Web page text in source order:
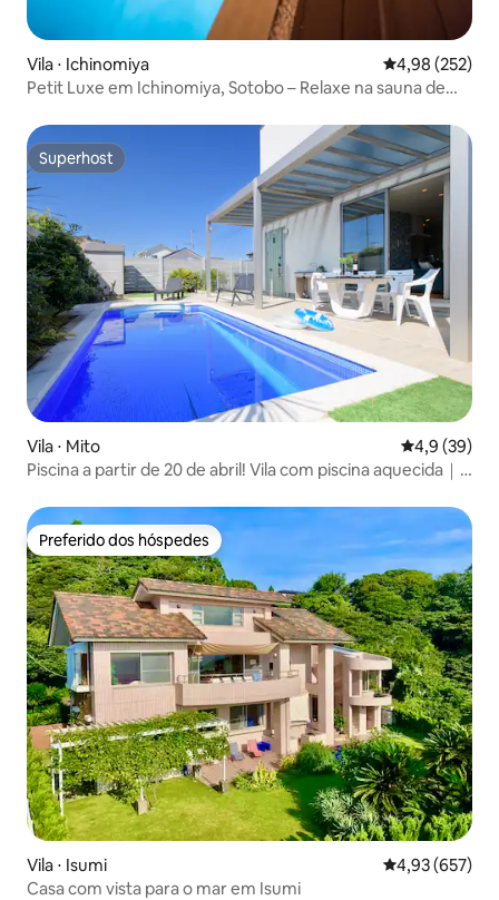
Vila ⋅ Ichinomiya 4,98 de uma
4,98 (252)
Petit Luxe em Ichinomiya, Sotobo – Relaxe na sauna de
(capacidade máxima para 6 pessoas). Churrasco a carvão
altamente recomendado!
Superhost
Superhost
Vila ⋅ Mito 4,9 de uma
4,9 (39)
Piscina a partir de 20 de abril! Vila com piscina aquecida｜
Preferido dos hóspedes
Preferido dos hóspedes
Vila ⋅ Isumi 4,93 de uma
4,93 (657)
Casa com vista para o mar em Isumi